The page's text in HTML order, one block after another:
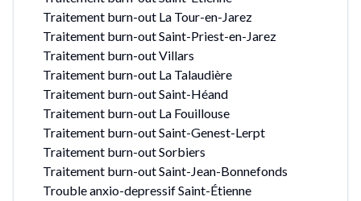
Traitement burn-out La Tour-en-Jarez
Traitement burn-out Saint-Priest-en-Jarez
Traitement burn-out Villars
Traitement burn-out La Talaudière
Traitement burn-out Saint-Héand
Traitement burn-out La Fouillouse
Traitement burn-out Saint-Genest-Lerpt
Traitement burn-out Sorbiers
Traitement burn-out Saint-Jean-Bonnefonds
Trouble anxio-depressif Saint-Étienne